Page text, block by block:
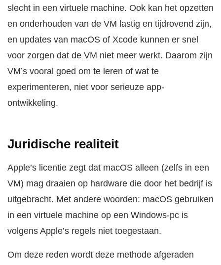
slecht in een virtuele machine. Ook kan het opzetten
en onderhouden van de VM lastig en tijdrovend zijn,
en updates van macOS of Xcode kunnen er snel
voor zorgen dat de VM niet meer werkt. Daarom zijn
VM’s vooral goed om te leren of wat te
experimenteren, niet voor serieuze app-
ontwikkeling.
Juridische realiteit
Apple’s licentie zegt dat macOS alleen (zelfs in een
VM) mag draaien op hardware die door het bedrijf is
uitgebracht. Met andere woorden: macOS gebruiken
in een virtuele machine op een Windows-pc is
volgens Apple’s regels niet toegestaan.
Om deze reden wordt deze methode afgeraden